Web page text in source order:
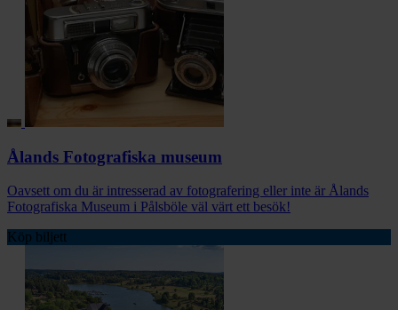
Ålands Fotografiska museum
Oavsett om du är intresserad av fotografering eller inte är Ålands
Fotografiska Museum i Pålsböle väl värt ett besök!
Köp biljett